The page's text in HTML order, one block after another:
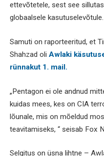
ettevõtetele, sest see
globaalsele kasutuselevõtule.
Samuti on raporteeritud, et
Shahzad oli Awlaki
rünnakut 1. mail.
„Pentagon ei ole andnud
kuidas mees, kes on CIA
lõunale, mis on mõeldud
teavitamiseks, “ seisab Fox
Selgitus on üsna lihtne –